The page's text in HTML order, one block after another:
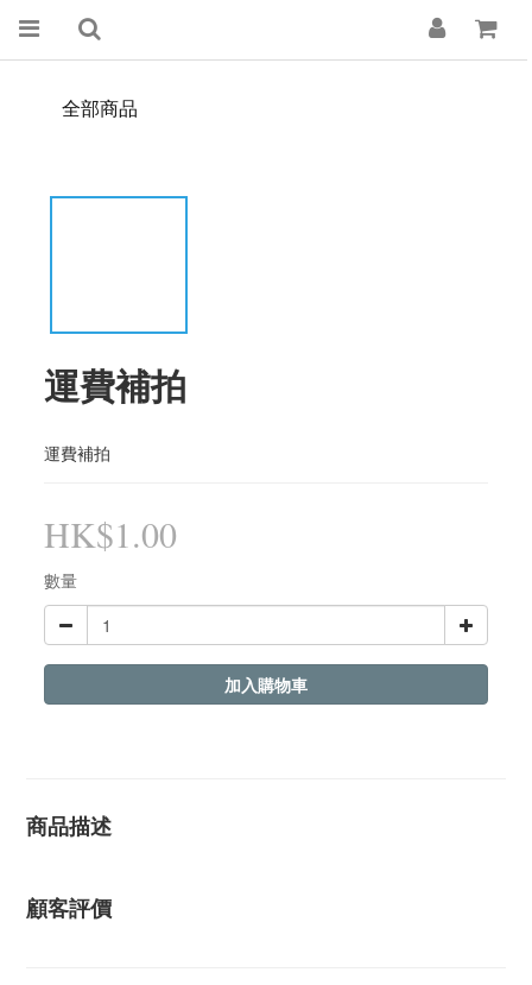
全部商品
運費補拍
運費補拍
HK$1.00
數量
加入購物車
商品描述
顧客評價